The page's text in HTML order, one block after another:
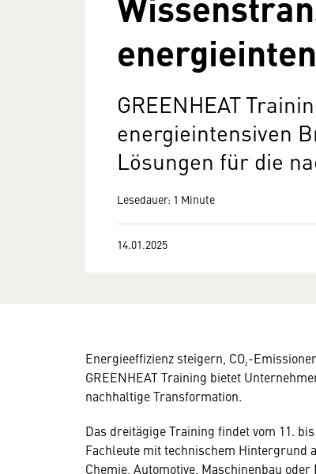
GREENHEAT
energieintensiven
Lösungen für die
Lesedauer: 1 Minute
14.01.2025
Energieeffizienz steigern, CO₂-
GREENHEAT Training bietet
nachhaltige Transformation.
Das dreitägige Training findet vom 11.
Fachleute mit technischem Hintergrund
Chemie, Automotive, Maschinenbau